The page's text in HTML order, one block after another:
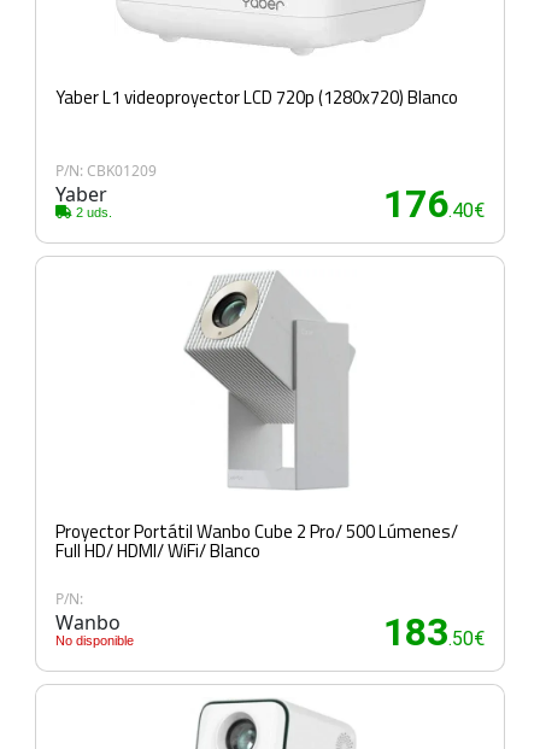
Yaber L1 videoproyector LCD 720p (1280x720) Blanco
P/N: CBK01209
Yaber
2 uds. 176.40€
Proyector Portátil Wanbo Cube 2 Pro/ 500 Lúmenes/
Full HD/ HDMI/ WiFi/ Blanco
P/N:
Wanbo
No disponible 183.50€